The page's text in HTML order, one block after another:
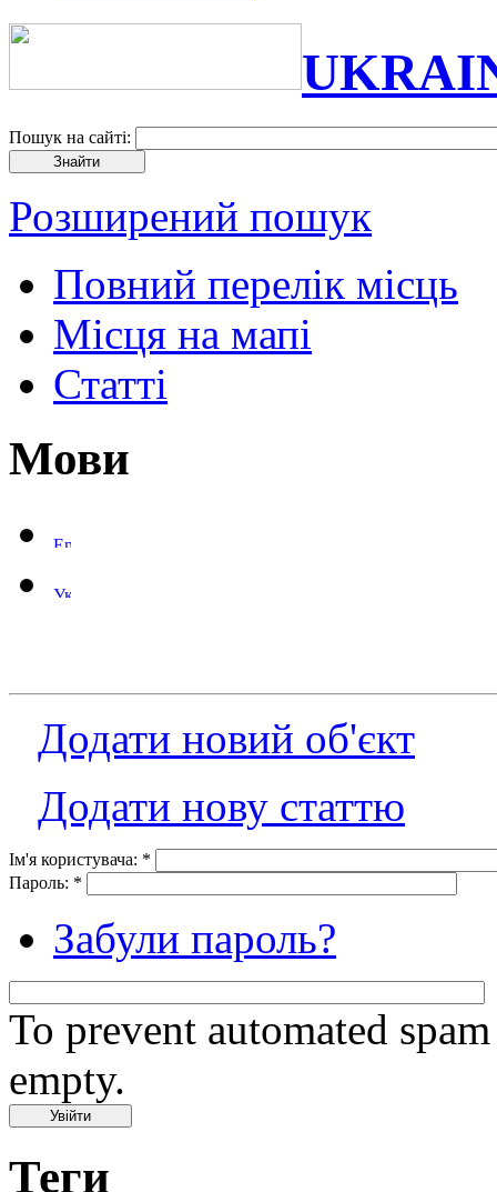
Пошук на сайті:
Розширений пошук
Повний перелік місць
Місця на мапі
Статті
Мови
Додати новий об'єкт
Додати нову статтю
Ім'я користувача: *
Пароль: *
Забули пароль?
To prevent automated
empty.
Теги